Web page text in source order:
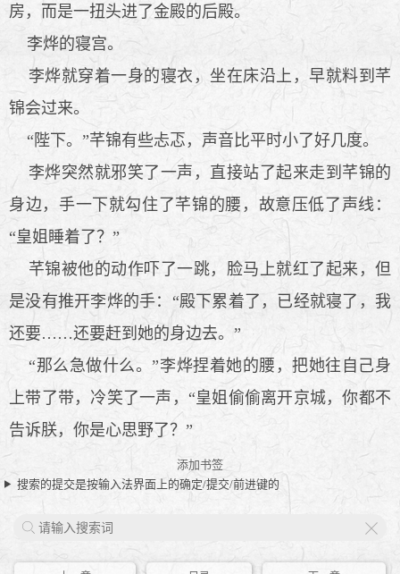
房，而是一扭头进了金殿的后殿。
李烨的寝宫。
李烨就穿着一身的寝衣，坐在床沿上，早就料到芊
锦会过来。
“陛下。”芊锦有些忐忑，声音比平时小了好几度。
李烨突然就邪笑了一声，直接站了起来走到芊锦的
身边，手一下就勾住了芊锦的腰，故意压低了声线：
“皇姐睡着了？”
芊锦被他的动作吓了一跳，脸马上就红了起来，但
是没有推开李烨的手：“殿下累着了，已经就寝了，我
还要……还要赶到她的身边去。”
“那么急做什么。”李烨捏着她的腰，把她往自己身
上带了带，冷笑了一声，“皇姐偷偷离开京城，你都不
告诉朕，你是心思野了？”
添加书签
搜索的提交是按输入法界面上的确定/提交/前进键的